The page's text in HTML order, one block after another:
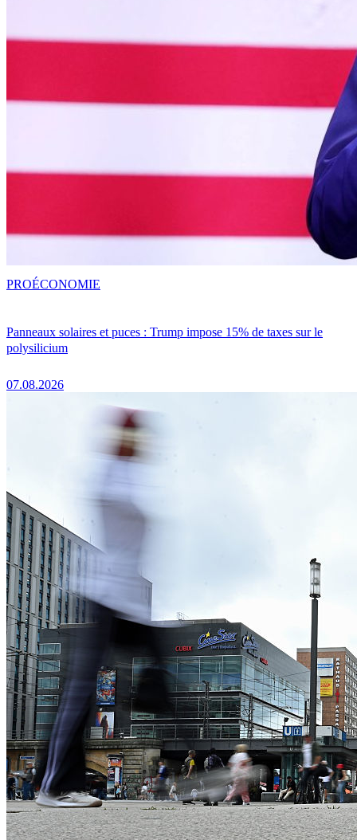
Panneaux solaires et puces : Trump impose 15% de taxes sur le
polysilicium
07.08.2026
PROÉCONOMIE